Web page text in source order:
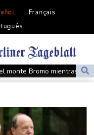
Français
monte Bromo mientras se
de la explosión en las